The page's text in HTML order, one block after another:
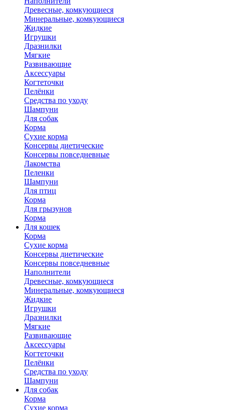
Древесные, комкующиеся
Минеральные, комкующиеся
Жидкие
Игрушки
Дразнилки
Мягкие
Развивающие
Аксессуары
Когтеточки
Пелёнки
Средства по уходу
Шампуни
Для собак
Корма
Сухие корма
Консервы диетические
Консервы повседневные
Лакомства
Пеленки
Шампуни
Для птиц
Корма
Для грызунов
Корма
Для кошек
Корма
Сухие корма
Консервы диетические
Консервы повседневные
Наполнители
Древесные, комкующиеся
Минеральные, комкующиеся
Жидкие
Игрушки
Дразнилки
Мягкие
Развивающие
Аксессуары
Когтеточки
Пелёнки
Средства по уходу
Шампуни
Для собак
Корма
Сухие корма